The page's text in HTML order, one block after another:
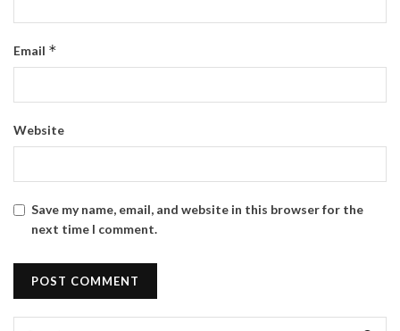
Email *
Website
Save my name, email, and website in this browser for the
next time I comment.